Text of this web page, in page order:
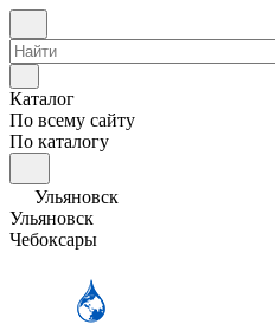
Каталог
По всему сайту
По каталогу
Ульяновск
Ульяновск
Чебоксары